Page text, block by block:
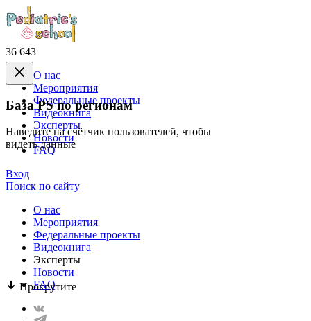
36 643
База PS по регионам
Наведите на счётчик пользователей, чтобы
видеть данные
Прокрутите
О нас
Mероприятия
Федеральные проекты
Видеокнига
Эксперты
Новости
FAQ
Вход
Поиск по сайту
О нас
Mероприятия
Федеральные проекты
Видеокнига
Эксперты
Новости
FAQ